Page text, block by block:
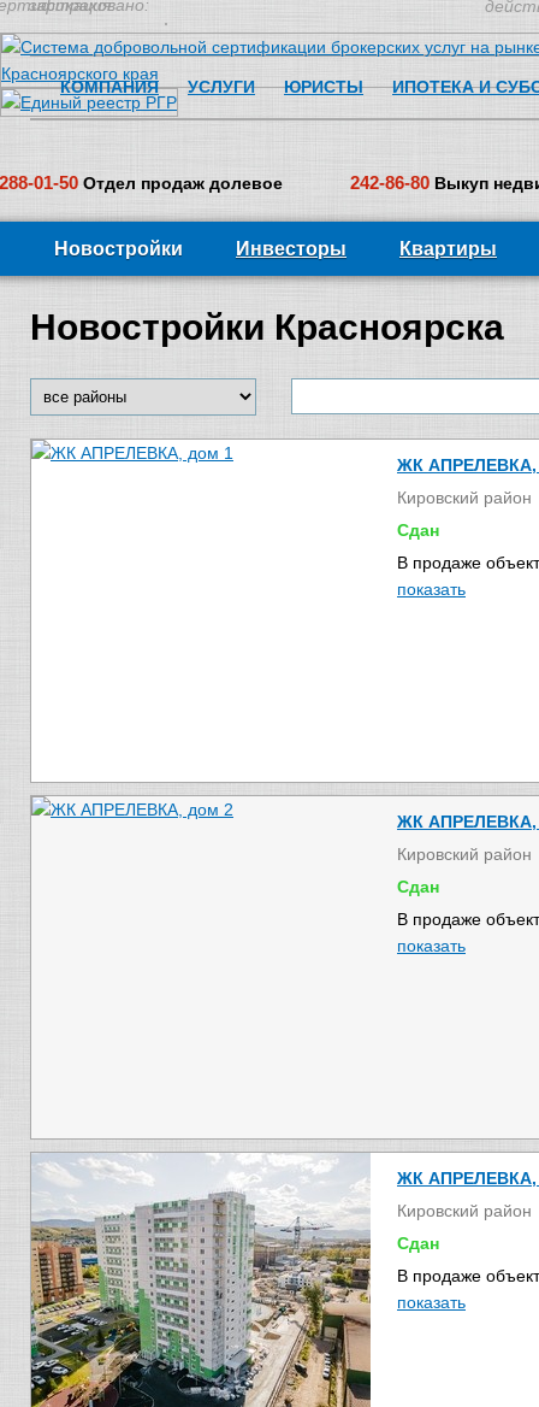
застраховано:
КОМПАНИЯ УСЛУГИ ЮРИСТЫ ИПОТЕКА И
288-01-50 Отдел продаж долевое 242-86-80 Выкуп
Новостройки Инвесторы Квартиры
Новостройки Красноярска
ЖК АПРЕЛЕВКА,
Кировский район
Сдан
В продаже
показать
ЖК АПРЕЛЕВКА,
Кировский район
Сдан
В продаже
показать
ЖК АПРЕЛЕВКА,
Кировский район
Сдан
В продаже
показать